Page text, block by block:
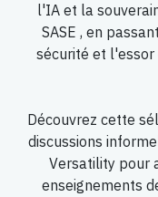
l'IA et la
SASE , en
sécurité et
Découvrez cette
discussions
Versatility pour
enseignements